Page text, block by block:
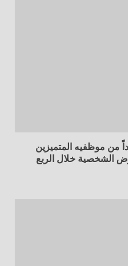
من موظفيه المتميزين
الشخصية خلال الربع